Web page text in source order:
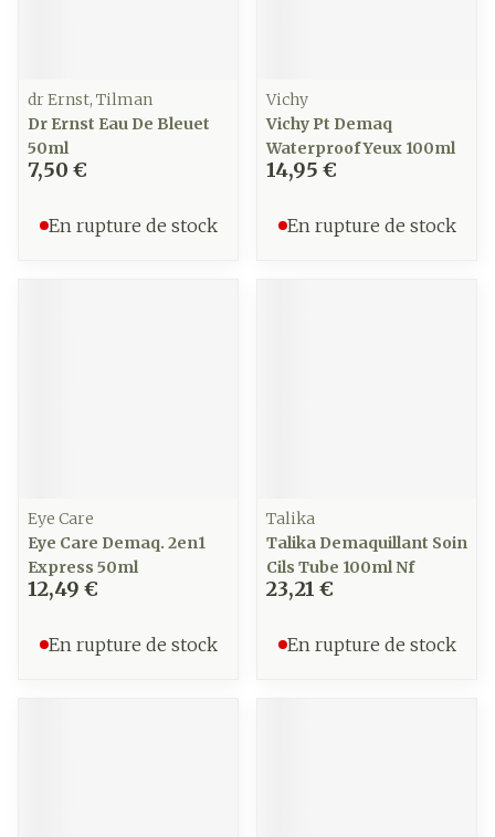
dr Ernst, Tilman
Dr Ernst Eau De Bleuet
50ml
7,50 €
En rupture de stock
Vichy
Vichy Pt Demaq
Waterproof Yeux 100ml
14,95 €
En rupture de stock
Eye Care
Eye Care Demaq. 2en1
Express 50ml
12,49 €
En rupture de stock
Talika
Talika Demaquillant Soin
Cils Tube 100ml Nf
23,21 €
En rupture de stock